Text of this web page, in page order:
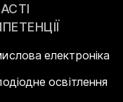
електроніка
освітлення